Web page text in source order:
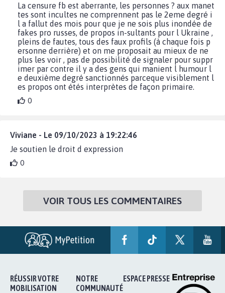
La censure fb est aberrante, les personnes ? aux manet
tes sont incultes ne comprennent pas le 2eme degré i
l a fallut des mois pour que je ne sois plus inondée de
fakes pro russes, de propos in-sultants pour l Ukraine ,
pleins de fautes, tous des faux profils (à chaque fois p
ersonne derrière) et on me proposait au mieux de ne
plus les voir , pas de possibilité de signaler pour suppr
imer par contre il y a des gens qui manient l humour l
e deuxième degré sanctionnés parceque visiblement l
es propos ont étés interprètes de façon primaire.
0
Viviane - Le 09/10/2023 à 19:22:46
Je soutien le droit d expression
0
VOIR TOUS LES COMMENTAIRES
RÉUSSIR VOTRE
MOBILISATION
NOTRE
COMMUNAUTÉ
ESPACE PRESSE